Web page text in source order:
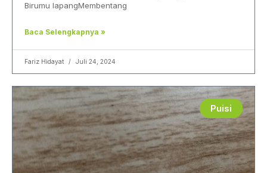
Birumu lapangMembentang
Baca Selengkapnya »
Fariz Hidayat Juli 24, 2024
Puisi